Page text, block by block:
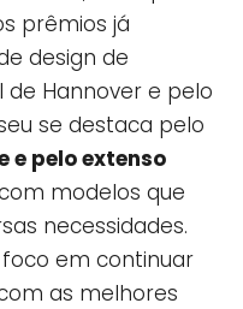
prêmios já
design de
de Hannover e pelo
se destaca pelo
e pelo extenso
modelos que
necessidades.
foco em continuar
as melhores